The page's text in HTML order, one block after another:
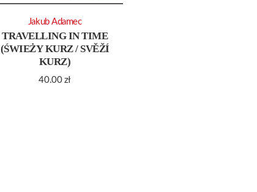
TRAVELLING IN TIME
(ŚWIEŻY KURZ / SVĚŽÍ
KURZ)
40.00 zł
Jakub Adamec